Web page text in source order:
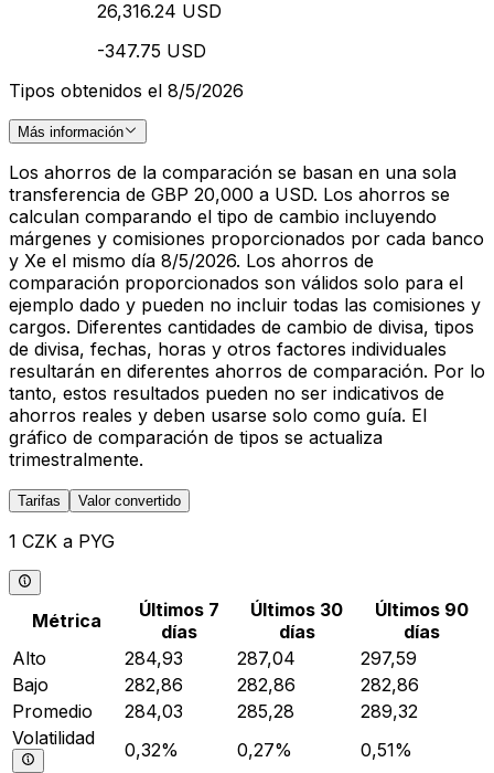
26,316.24 USD
-347.75 USD
Tipos obtenidos el 8/5/2026
Más información
Los ahorros de la comparación se basan en una sola
transferencia de GBP 20,000 a USD. Los ahorros se
calculan comparando el tipo de cambio incluyendo
márgenes y comisiones proporcionados por cada banco
y Xe el mismo día 8/5/2026. Los ahorros de
comparación proporcionados son válidos solo para el
ejemplo dado y pueden no incluir todas las comisiones y
cargos. Diferentes cantidades de cambio de divisa, tipos
de divisa, fechas, horas y otros factores individuales
resultarán en diferentes ahorros de comparación. Por lo
tanto, estos resultados pueden no ser indicativos de
ahorros reales y deben usarse solo como guía. El
gráfico de comparación de tipos se actualiza
trimestralmente.
Tarifas Valor convertido
1 CZK a PYG
Métrica
Últimos 7
días
Últimos 30
días
Últimos 90
días
Alto
284,93 287,04
297,59
Bajo
282,86 282,86
282,86
Promedio
284,03 285,28
289,32
Volatilidad
0,32% 0,27% 0,51%